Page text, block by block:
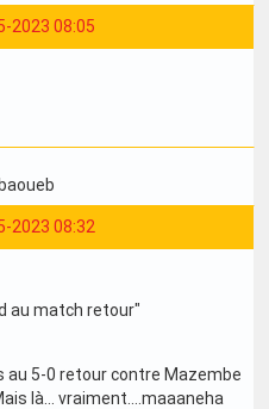
2023 08:05
2023 08:32
au match retour"
au 5-0 retour contre Mazembe
là... vraiment....maaaneha